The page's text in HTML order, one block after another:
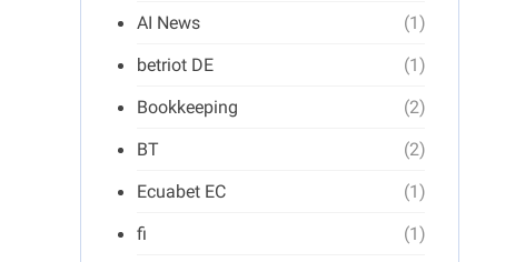
AI News
(1)
betriot DE
(1)
Bookkeeping
(2)
BT
(2)
Ecuabet EC
(1)
fi
(1)